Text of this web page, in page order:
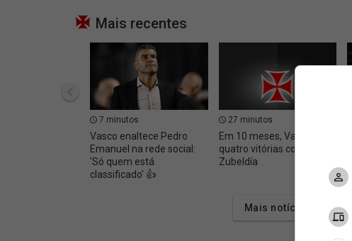
Mais recentes
7 minutos
Vasco enaltece Pedro
Emanuel na rede social:
'Só quem está
classificado' 👍
27 minutos
Em 10 meses, Vasco tem
quatro vitórias contra o
Zubeldía
Mais notícias